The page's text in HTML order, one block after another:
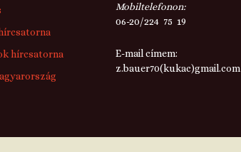
hírcsatorna
Mobiltelefonon:
06-20/224 75 19
E-mail címem:
z.bauer70(kukac)gmail.com